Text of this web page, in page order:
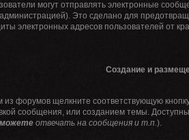
могут отправлять электронные
Это сделано для
электронных адресов пользователей от
Создание и
форумов щелкните соответствующую
сообщения, или созданием темы.
можете отвечать на сообщения и т.п.).